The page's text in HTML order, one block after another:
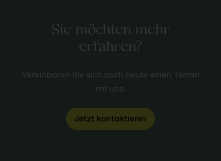
Sie möchten mehr
erfahren?
Vereinbaren Sie sich noch heute einen Termin
mit uns.
Jetzt kontaktieren